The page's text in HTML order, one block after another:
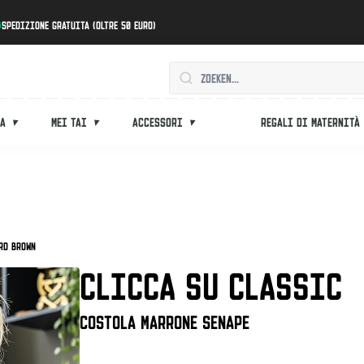
Spedizione gratuita (oltre 50 euro)
Mei tai Accessori Regali di maternità
Brown
CLICCA SU CLASSIC
Costola marrone senape